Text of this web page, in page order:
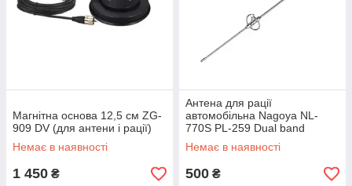
Магнітна основа 12,5 см ZG-
909 DV (для антени і рації)
Немає в наявності
1 450 ₴
Антена для рації
автомобільна Nagoya NL-
770S PL-259 Dual band
144/430 МГц з посиленням
2.15/3.0 д Антена 144/430
Немає в наявності
500 ₴